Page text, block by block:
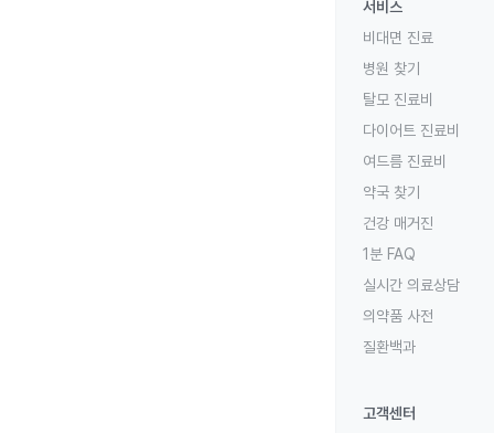
서비스
비대면 진료
병원 찾기
탈모 진료비
다이어트 진료비
여드름 진료비
약국 찾기
건강 매거진
1분 FAQ
실시간 의료상담
의약품 사전
질환백과
고객센터